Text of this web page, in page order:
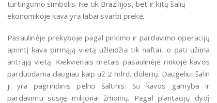
turtingumo simbolis. Ne tik Brazilijos, bet ir kitų šalių
ekonomikoje kava yra labai svarbi prekė.
Pasaulinėje prekyboje pagal pirkimo ir pardavimo operacijų
apimtį kava pirmąją vietą užleidžia tik naftai, o pati užima
antrąją vietą. Kiekvienais metais pasaulinėje rinkoje kavos
parduodama daugiau kaip už 2 mlrd. dolerių. Daugeliui šalin
ji yra pagrindinis pelno šaltinis. Su kavos gamyba ir
pardavimu susiję milijonai žmonių. Pagal plantacijų dydį